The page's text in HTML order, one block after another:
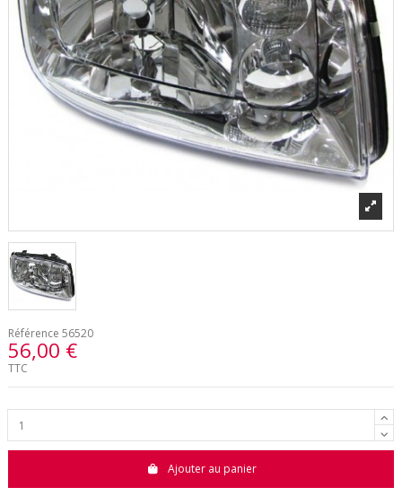
Référence 56520
56,00 €
TTC
Ajouter au panier